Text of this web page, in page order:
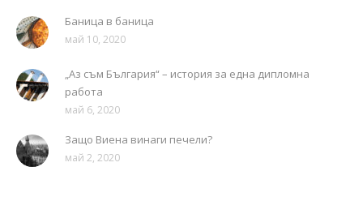
Баница в баница
май 10, 2020
„Аз съм България“ – история за една дипломна
работа
май 6, 2020
Защо Виена винаги печели?
май 2, 2020